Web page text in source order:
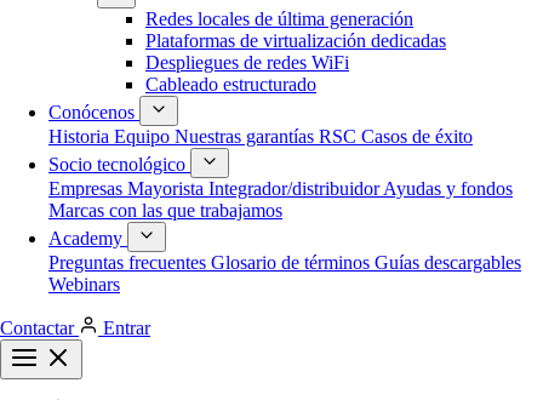
Redes locales de última generación
Plataformas de virtualización dedicadas
Despliegues de redes WiFi
Cableado estructurado
Conócenos
Historia Equipo Nuestras garantías RSC Casos de éxito
Socio tecnológico
Empresas Mayorista Integrador/distribuidorAyudas y fondos
Marcas con las que trabajamos
Academy
Preguntas frecuentes Glosario de términos Guías descargables
Webinars
Contactar Entrar